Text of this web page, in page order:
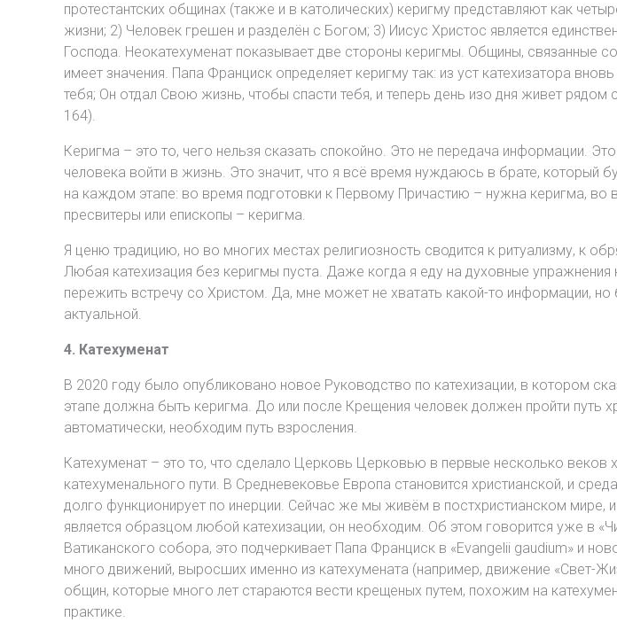
протестантских общинах (также и в католических) керигму представляют как
жизни; 2) Человек грешен и разделён с Богом; 3) Иисус Христос является
Господа. Неокатехуменат показывает две стороны керигмы. Общины, связанные
имеет значения. Папа Франциск определяет керигму так: из уст катехизатора
тебя; Он отдал Свою жизнь, чтобы спасти тебя, и теперь день изо дня живет
164).
Керигма – это то, чего нельзя сказать спокойно. Это не передача информации.
человека войти в жизнь. Это значит, что я всё время нуждаюсь в брате,
на каждом этапе: во время подготовки к Первому Причастию – нужна керигма,
пресвитеры или епископы – керигма.
Я ценю традицию, но во многих местах религиозность сводится к ритуализму, к
Любая катехизация без керигмы пуста. Даже когда я еду на духовные
пережить встречу со Христом. Да, мне может не хватать какой-то информации,
актуальной.
4. Катехуменат
В 2020 году было опубликовано новое Руководство по катехизации, в котором
этапе должна быть керигма. До или после Крещения человек должен пройти путь
автоматически, необходим путь взросления.
Катехуменат – это то, что сделало Церковь Церковью в первые несколько
катехуменального пути. В Средневековье Европа становится христианской, и
долго функционирует по инерции. Сейчас же мы живём в постхристианском мире,
является образцом любой катехизации, он необходим. Об этом говорится уже в
Ватиканского собора, это подчеркивает Папа Франциск в «Evangelii gaudium» и
много движений, выросших именно из катехумената (например, движение «Свет-
общин, которые много лет стараются вести крещеных путем, похожим на
практике.